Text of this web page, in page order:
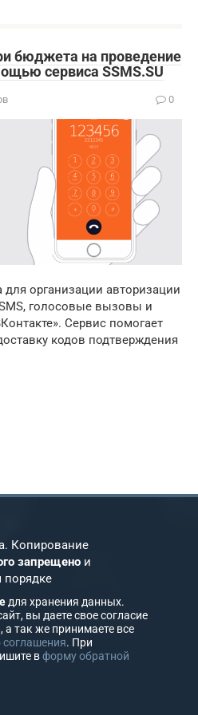
бюджета на проведение
сервиса SSMS.SU
0
организации авторизации
голосовые вызовы и
Сервис помогает
кодов подтверждения
Копирование
запрещено и
порядке
для хранения данных.
вы даете свое согласие
так же принимаете все
соглашения. При
вформу обратной